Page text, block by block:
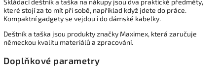
Skládací deštník a taška na nákupy jsou dva praktické předměty,
které stojí za to mít při sobě, například když jdete do práce.
Kompaktní gadgety se vejdou i do dámské kabelky.
Deštník a taška jsou produkty značky Maximex, která zaručuje
německou kvalitu materiálů a zpracování.
Doplňkové parametry